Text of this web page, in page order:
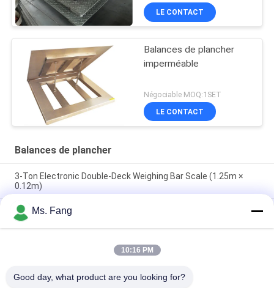
LE CONTACT
Balances de plancher
imperméable
Négociable MOQ:1SET
LE CONTACT
Balances de plancher
3-Ton Electronic Double-Deck Weighing Bar Scale (1.25m ×
0.12m)
Échelle de fauteuil roulant médical Salle de dialyse de l'hôpital
Salle de réadaptation Échelle de poids avec Bluetooth RS232
en option
Balance électronique de poids lourd 0.8x1.2m Balance de sol
Ms. Fang
10:16 PM
Good day, what product are you looking for?